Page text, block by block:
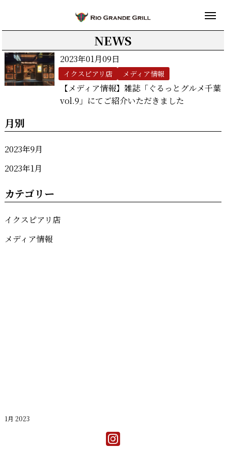
NEWS
2023年01月09日
イクスピアリ店 メディア情報
【メディア情報】雑誌「ぐるっとグルメ千葉
vol.9」にてご紹介いただきました
月別
2023年9月
2023年1月
カテゴリー
イクスピアリ店
メディア情報
1月 2023